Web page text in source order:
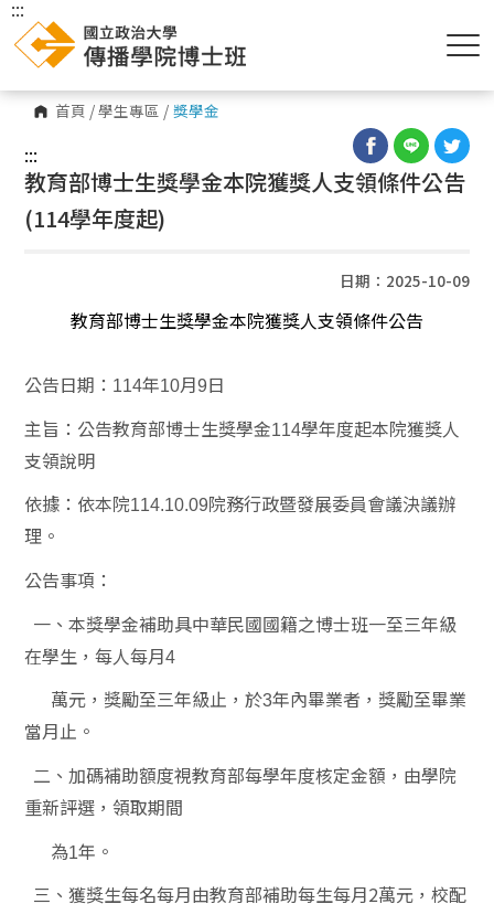
首頁 /學生專區 / 獎學金
:::
:::
教育部博士生獎學金本院獲獎人支領條件公告
(114學年度起)
日期：2025-10-09
教育部博士生獎學金本院獲獎人支領條件公告
公告日期： 114年10月9日
主旨：公告教育部博士生獎學金114學年度起本院獲獎人
支領說明
依據：依本院114.10.09院務行政暨發展委員會議決議辦
理。
公告事項：
一、本獎學金補助具中華民國國籍之博士班一至三年級
在學生，每人每月4
萬元，獎勵至三年級止，於3年內畢業者，獎勵至畢業
當月止。
二、加碼補助額度視教育部每學年度核定金額，由學院
重新評選，領取期間
為1年。
三、獲獎生每名每月由教育部補助每生每月2萬元，校配